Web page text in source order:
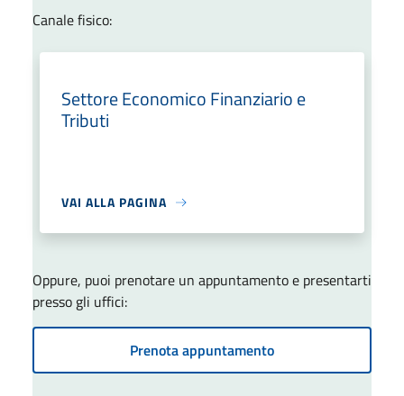
Canale fisico:
Settore Economico Finanziario e
Tributi
VAI ALLA PAGINA
Oppure, puoi prenotare un appuntamento e presentarti
presso gli uffici:
Prenota appuntamento